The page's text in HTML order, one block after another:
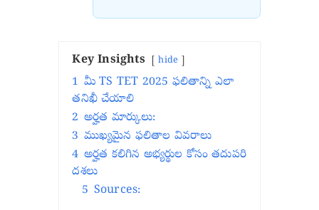
Key Insights hide
1 మీ TS TET 2025 ఫలితాన్ని ఎలా
తనిఖీ చేయాలి
2 అర్హత మార్కులు:
3 ముఖ్యమైన ఫలితాల వివరాలు
4 అర్హత కలిగిన అభ్యర్థుల కోసం తదుపరి
దశలు
5 Sources: